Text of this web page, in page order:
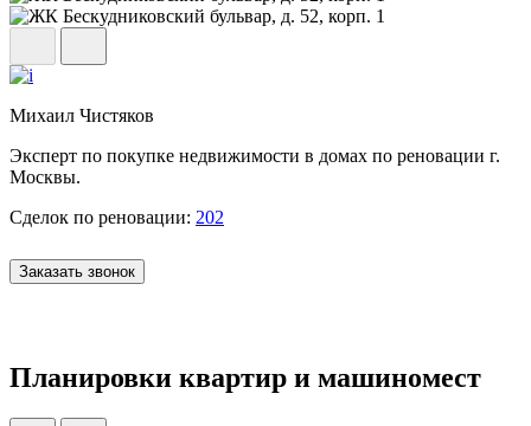
Михаил Чистяков
Эксперт по покупке недвижимости в домах по реновации г.
Москвы.
Сделок по реновации: 202
Заказать звонок
Планировки квартир и машиномест